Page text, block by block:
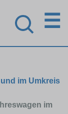
☰
im Umkreis
im